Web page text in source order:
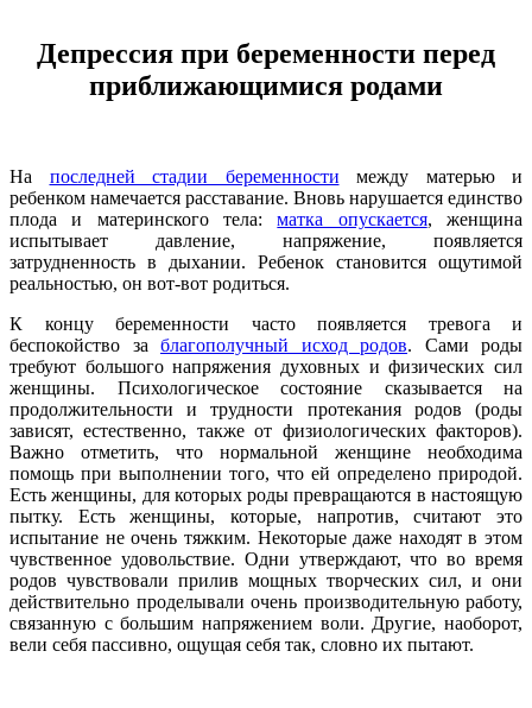
Депрессия при беременности перед
приближающимися родами
На последней стадии беременности между матерью и
ребенком намечается расставание. Вновь нарушается единство
плода и материнского тела:матка опускается, женщина
испытывает давление, напряжение, появляется
затрудненность в дыхании. Ребенок становится ощутимой
реальностью, он вот-вот родиться.
К концу беременности часто появляется тревога и
беспокойство за благополучный исход родов. Сами роды
требуют большого напряжения духовных и физических сил
женщины. Психологическое состояние сказывается на
продолжительности и трудности протекания родов (роды
зависят, естественно, также от физиологических факторов).
Важно отметить, что нормальной женщине необходима
помощь при выполнении того, что ей определено природой.
Есть женщины, для которых роды превращаются в настоящую
пытку. Есть женщины, которые, напротив, считают это
испытание не очень тяжким. Некоторые даже находят в этом
чувственное удовольствие. Одни утверждают, что во время
родов чувствовали прилив мощных творческих сил, и они
действительно проделывали очень производительную работу,
связанную с большим напряжением воли. Другие, наоборот,
вели себя пассивно, ощущая себя так, словно их пытают.